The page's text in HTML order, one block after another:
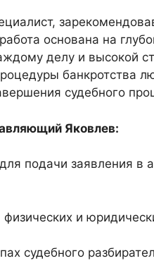
основана на
делу и высокой
банкротства
судебного
Яковлев:
подачи заявления в
и
судебного